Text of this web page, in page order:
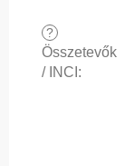
?
Összetevők
/ INCI :